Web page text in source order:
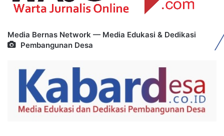
Media Bernas Network — Media Edukasi & Dedikasi
Pembangunan Desa